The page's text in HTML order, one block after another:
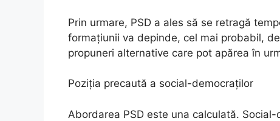
Prin urmare, PSD a ales să se retragă
formațiunii va depinde, cel mai probabil,
propuneri alternative care pot apărea în
Poziția precaută a social-democraților
Abordarea PSD este una calculată.